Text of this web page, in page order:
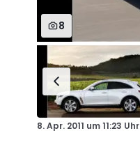
8
8. Apr. 2011 um11:23 Uhr